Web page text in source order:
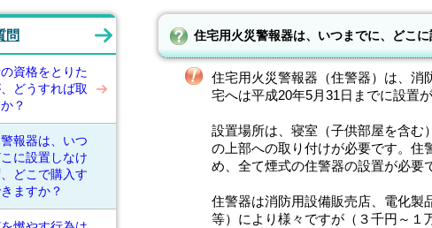
問
資格をとりた
どうすれば取
？
報器は、いつ
に設置しなけ
どこで購入す
ますか？
住宅用火災警報器は、いつまでに、どこ
住宅用火災警報器（住警器）は、消
宅へは平成20年5月31日までに設置
設置場所は、寝室（子供部屋を含む
の上部への取り付けが必要です。住
め、全て煙式の住警器の設置が必要
住警器は消防用設備販売店、電化製
等）により様々ですが（３千円～１